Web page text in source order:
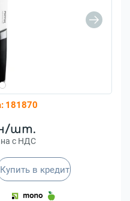
181870
шт.
с НДС
Купить в кредит